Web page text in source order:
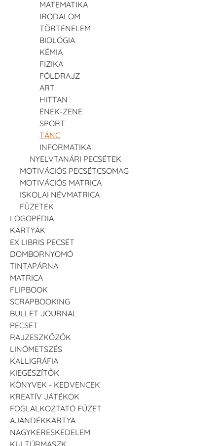
MATEMATIKA
IRODALOM
TÖRTÉNELEM
BIOLÓGIA
KÉMIA
FIZIKA
FÖLDRAJZ
ART
HITTAN
ÉNEK-ZENE
SPORT
TÁNC
INFORMATIKA
NYELVTANÁRI PECSÉTEK
MOTIVÁCIÓS PECSÉTCSOMAG
MOTIVÁCIÓS MATRICA
ISKOLAI NÉVMATRICA
FÜZETEK
LOGOPÉDIA
KÁRTYÁK
EX LIBRIS PECSÉT
DOMBORNYOMÓ
TINTAPÁRNA
MATRICA
FLIPBOOK
SCRAPBOOKING
BULLET JOURNAL
PECSÉT
RAJZESZKÖZÖK
LINÓMETSZÉS
KALLIGRÁFIA
KIEGÉSZÍTŐK
KÖNYVEK - KEDVENCEK
KREATÍV JÁTÉKOK
FOGLALKOZTATÓ FÜZET
AJÁNDÉKKÁRTYA
NAGYKERESKEDELEM